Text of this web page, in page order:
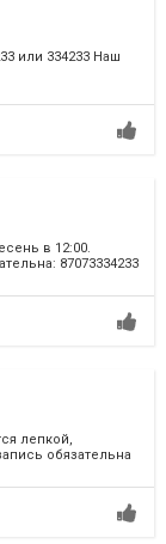
или 334233 Наш
в 12:00.
87073334233
лепкой,
обязательна